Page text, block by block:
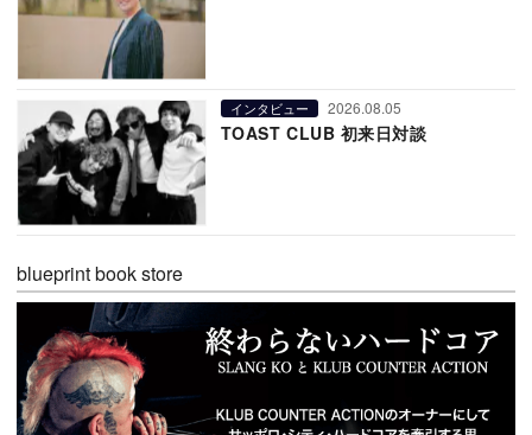
インタビュー 2026.08.05
TOAST CLUB 初来日対談
blueprint book store